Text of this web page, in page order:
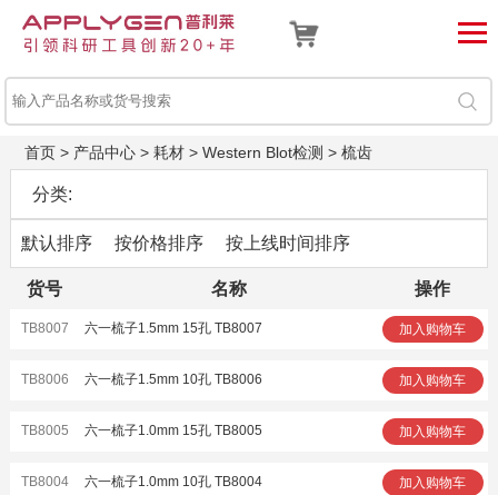
首页> 产品中心> 耗材> Western Blot检测 > 梳齿
分类:
默认排序 按价格排序 按上线时间排序
货号 名称 操作
TB8007 六一梳子1.5mm 15孔 TB8007 加入购物车
TB8006 六一梳子1.5mm 10孔 TB8006 加入购物车
TB8005 六一梳子1.0mm 15孔 TB8005 加入购物车
TB8004 六一梳子1.0mm 10孔 TB8004 加入购物车